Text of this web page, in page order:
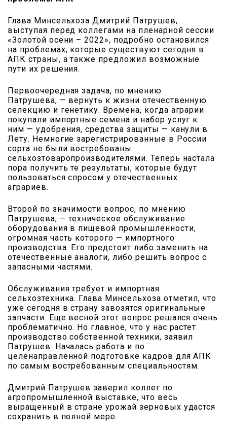
Глава Минсельхоза Дмитрий Патрушев,
выступая перед коллегами на пленарной сессии
«Золотой осени – 2022», подробно остановился
на проблемах, которые существуют сегодня в
АПК страны, а также предложил возможные
пути их решения.
Первоочередная задача, по мнению
Патрушева, — вернуть к жизни отечественную
селекцию и генетику. Времена, когда аграрии
покупали импортные семена и набор услуг к
ним — удобрения, средства защиты — канули в
Лету. Немногие зарегистрированные в России
сорта не были востребованы
сельхозтоваропроизводителями. Теперь настала
пора получить те результаты, которые будут
пользоваться спросом у отечественных
аграриев.
Второй по значимости вопрос, по мнению
Патрушева, — техническое обслуживание
оборудования в пищевой промышленности,
огромная часть которого — импортного
производства. Его предстоит либо заменить на
отечественные аналоги, либо решить вопрос с
запасными частями.
Обслуживания требует и им­­портная
сельхозтехника. Глава Минсельхоза отметил, что
уже сегодня в страну завозятся оригинальные
запчасти. Еще весной этот вопрос решался очень
проблематично. Но главное, что у нас растет
производство собственной техники, заявил
Патрушев. Началась работа и по
целенаправленной подготовке кадров для АПК
по самым востребованным специальностям.
Дмитрий Патрушев заверил коллег по
агропромышленной выставке, что весь
выращенный в стране урожай зерновых удастся
сохранить в полной мере.